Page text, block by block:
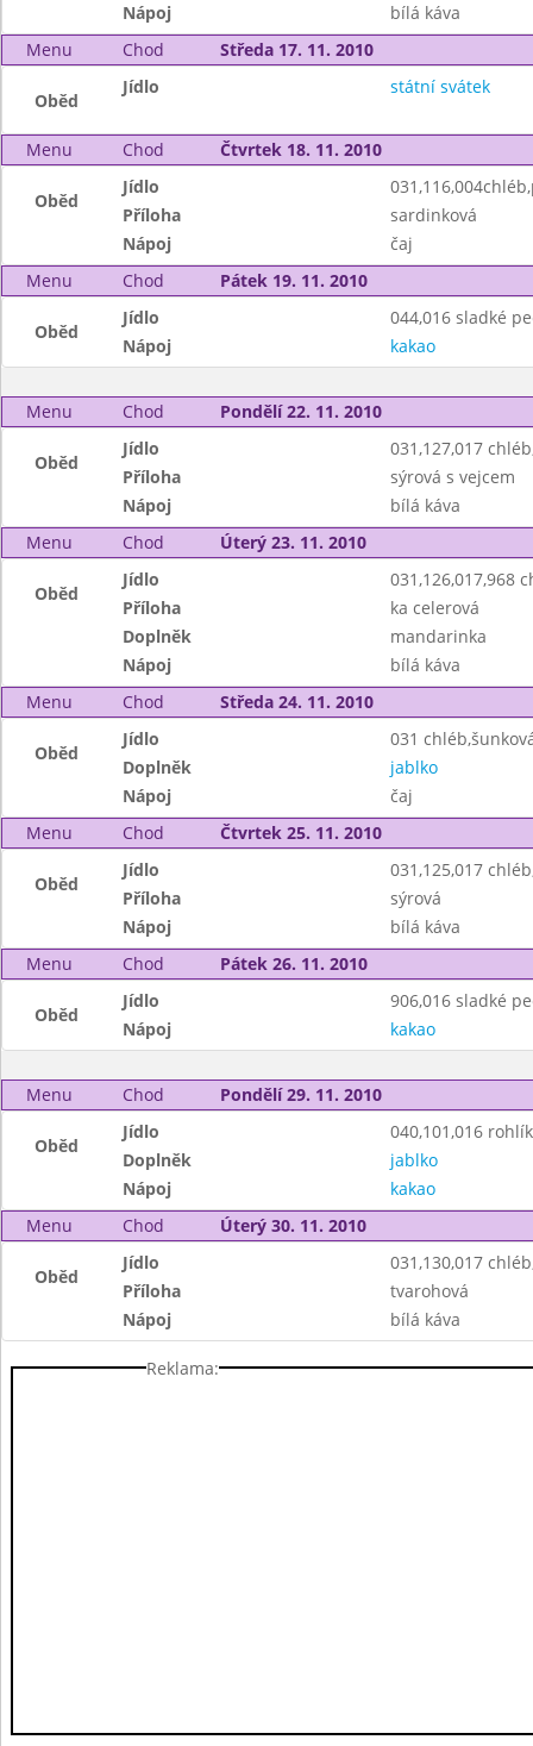
Nápoj
bílá káva
Menu
Chod Středa 17. 11. 2010
Oběd
Jídlo státní svátek
Menu Chod Čtvrtek 18. 11. 2010
Oběd
Jídlo
Příloha
sardinková
Nápoj
čaj
Menu
Chod Pátek 19. 11. 2010
Oběd
Jídlo
044,016 sladké
Nápoj
kakao
Menu Chod Pondělí 22. 11. 2010
Oběd
Jídlo
031,127,017
Příloha
sýrová s vejcem
Nápoj
bílá káva
Menu
Chod Úterý 23. 11. 2010
Oběd
Jídlo
031,126,017,968
Příloha
ka celerová
Doplněk
mandarinka
Nápoj
bílá káva
Menu
Chod Středa 24. 11. 2010
Oběd
Jídlo
031
Doplněk
jablko
Nápoj
čaj
Menu
Chod Čtvrtek 25. 11. 2010
Oběd
Jídlo
031,125,017
Příloha
sýrová
Nápoj
bílá káva
Menu
Chod Pátek 26. 11. 2010
Oběd
Jídlo
906,016 sladké
Nápoj
kakao
Menu Chod Pondělí 29. 11. 2010
Oběd
Jídlo
040,101,016
Doplněk
jablko
Nápoj
kakao
Menu
Chod Úterý 30. 11. 2010
Oběd
Jídlo
031,130,017
Příloha
tvarohová
Nápoj
bílá káva
Reklama: